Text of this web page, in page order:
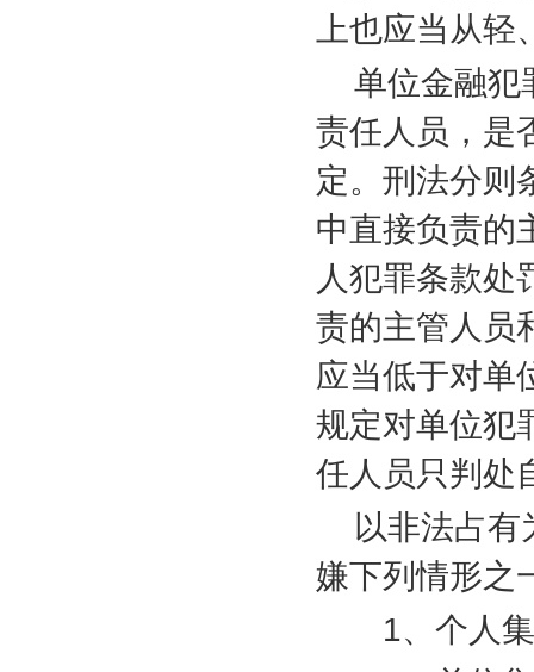
上也应当从
单位金融犯
责任人员，是
定。刑法分则
中直接负责的
人犯罪条款处
责的主管人员
应当低于对单
规定对单位犯
任人员只判处
以非法占
嫌下列情形之
1、个人